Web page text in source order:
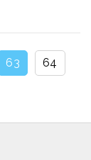
63
64